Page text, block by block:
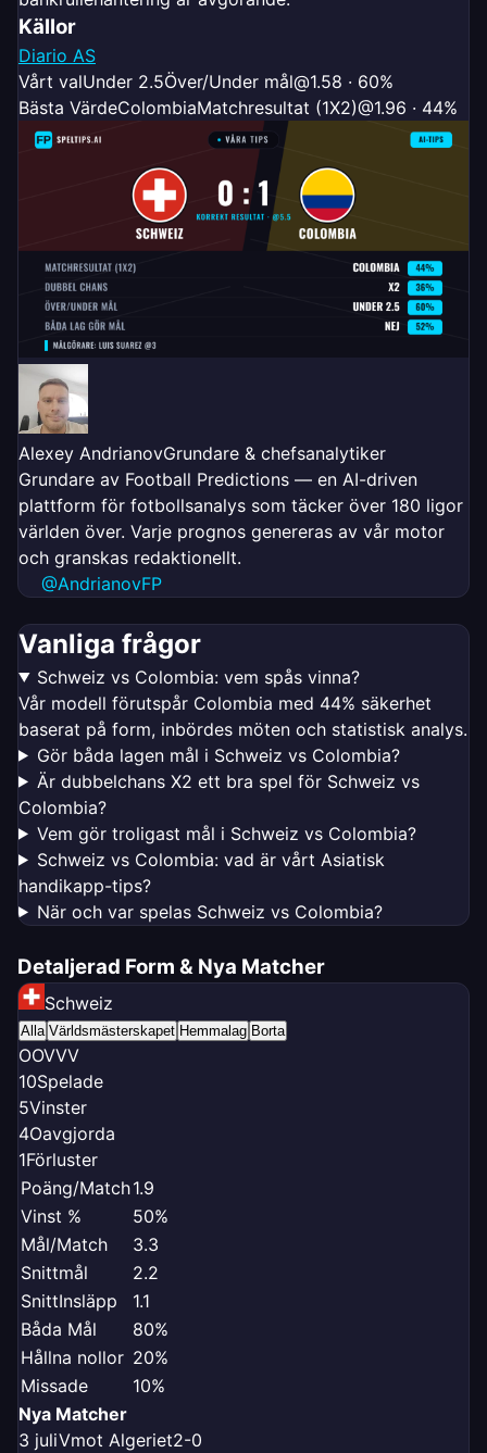
Källor
Diario AS
Vårt valUnder 2.5Över/Under mål@1.58 · 60%
Bästa VärdeColombiaMatchresultat (1X2)@1.96 · 44%
Alexey AndrianovGrundare & chefsanalytiker
Grundare av Football Predictions — en AI-driven
plattform för fotbollsanalys som täcker över 180 ligor
världen över. Varje prognos genereras av vår motor
och granskas redaktionellt.
@AndrianovFP
Vanliga frågor
Schweiz vs Colombia: vem spås vinna?
Vår modell förutspår Colombia med 44% säkerhet
baserat på form, inbördes möten och statistisk analys.
Gör båda lagen mål i Schweiz vs Colombia?
Är dubbelchans X2 ett bra spel för Schweiz vs
Colombia?
Vem gör troligast mål i Schweiz vs Colombia?
Schweiz vs Colombia: vad är vårt Asiatisk
handikapp-tips?
När och var spelas Schweiz vs Colombia?
Detaljerad Form & Nya Matcher
Schweiz
Alla Världsmästerskapet Hemmalag Borta
OOVVV
10Spelade
5Vinster
4Oavgjorda
1Förluster
Poäng/Match1.9
Vinst %
50%
Mål/Match
3.3
Snittmål
2.2
SnittInsläpp
1.1
Båda Mål
80%
Hållna nollor 20%
Missade
10%
Nya Matcher
3 juliVmot Algeriet2-0